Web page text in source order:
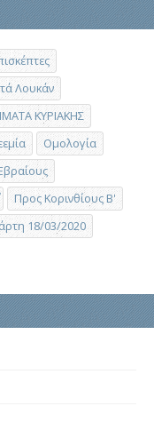
Λουκάν
ΚΥΡΙΑΚΗΣ
Ομολογία
Προς Κορινθίους Β'
18/03/2020